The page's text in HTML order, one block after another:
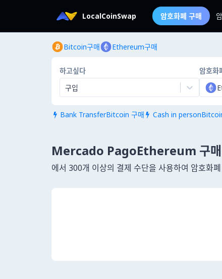
LocalCoinSwap 암호화폐 구매
Bitcoin구매 Ethereum구매
하고싶다
구입
암호화
 Bank TransferBitcoin 구매  Cash in
Mercado PagoEthereum 구매
에서 300개 이상의 결제 수단을 사용하여 암호화